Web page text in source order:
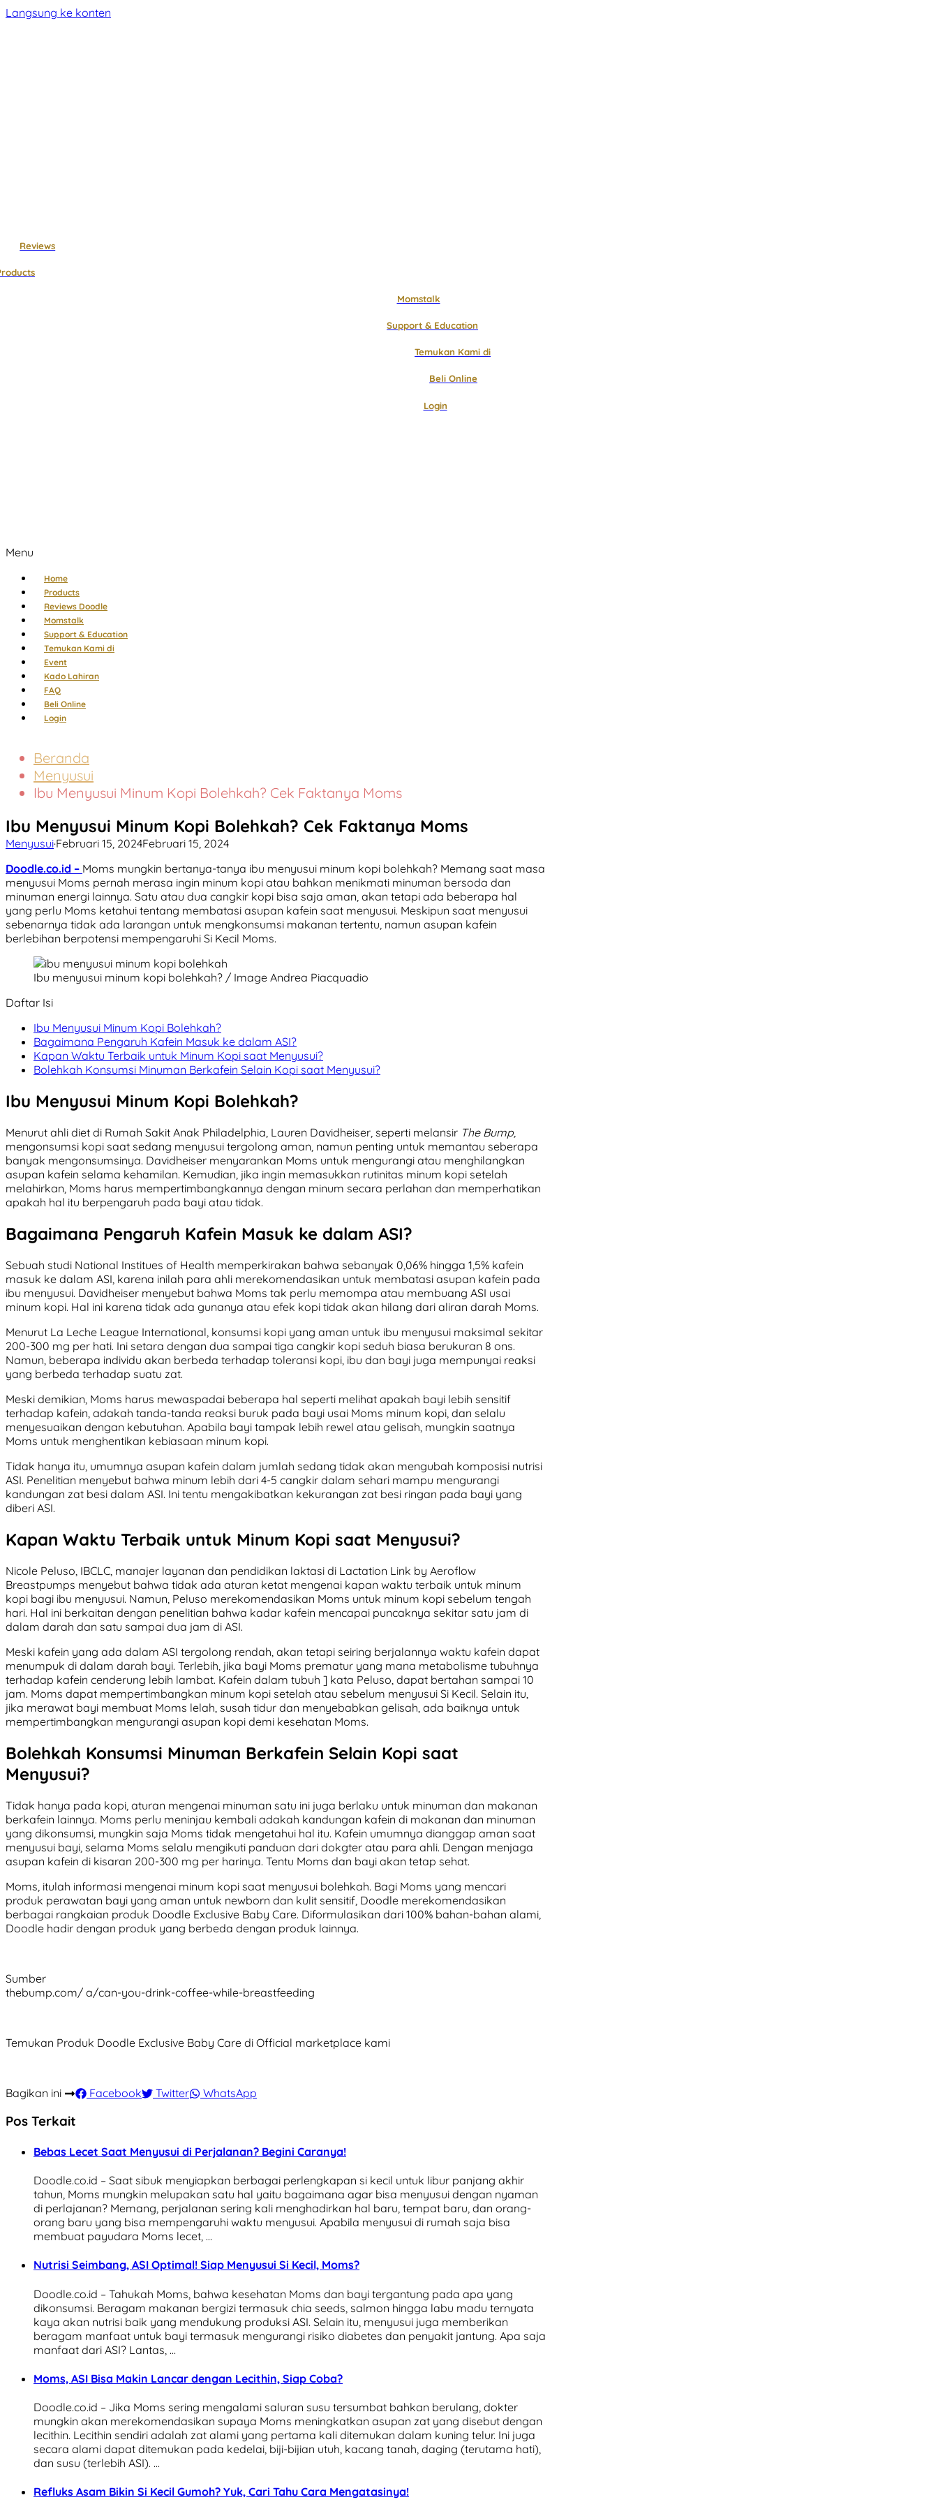
Langsung ke konten
Reviews
Momstalk
Support & Education
Temukan Kami di
Beli Online
Login
Menu
Home
Products
Reviews Doodle
Momstalk
Support & Education
Temukan Kami di
Event
Kado Lahiran
FAQ
Beli Online
Login
Beranda
Menyusui
Ibu Menyusui Minum Kopi Bolehkah? Cek Faktanya Moms
Ibu Menyusui Minum Kopi Bolehkah? Cek Faktanya Moms
Menyusui·Februari 15, 2024Februari 15, 2024
Doodle.co.id – Moms mungkin bertanya-tanya ibu menyusui minum kopi bolehkah? Memang saat masa
menyusui Moms pernah merasa ingin minum kopi atau bahkan menikmati minuman bersoda dan
minuman energi lainnya. Satu atau dua cangkir kopi bisa saja aman, akan tetapi ada beberapa hal
yang perlu Moms ketahui tentang membatasi asupan kafein saat menyusui. Meskipun saat menyusui
sebenarnya tidak ada larangan untuk mengkonsumsi makanan tertentu, namun asupan kafein
berlebihan berpotensi mempengaruhi Si Kecil Moms.
Ibu menyusui minum kopi bolehkah? / Image Andrea Piacquadio
Daftar Isi
Ibu Menyusui Minum Kopi Bolehkah?
Bagaimana Pengaruh Kafein Masuk ke dalam ASI?
Kapan Waktu Terbaik untuk Minum Kopi saat Menyusui?
Bolehkah Konsumsi Minuman Berkafein Selain Kopi saat Menyusui?
Ibu Menyusui Minum Kopi Bolehkah?
Menurut ahli diet di Rumah Sakit Anak Philadelphia, Lauren Davidheiser, seperti melansir The Bump,
mengonsumsi kopi saat sedang menyusui tergolong aman, namun penting untuk memantau seberapa
banyak mengonsumsinya. Davidheiser menyarankan Moms untuk mengurangi atau menghilangkan
asupan kafein selama kehamilan. Kemudian, jika ingin memasukkan rutinitas minum kopi setelah
melahirkan, Moms harus mempertimbangkannya dengan minum secara perlahan dan memperhatikan
apakah hal itu berpengaruh pada bayi atau tidak.
Bagaimana Pengaruh Kafein Masuk ke dalam ASI?
Sebuah studi National Institues of Health memperkirakan bahwa sebanyak 0,06% hingga 1,5% kafein
masuk ke dalam ASI, karena inilah para ahli merekomendasikan untuk membatasi asupan kafein pada
ibu menyusui. Davidheiser menyebut bahwa Moms tak perlu memompa atau membuang ASI usai
minum kopi. Hal ini karena tidak ada gunanya atau efek kopi tidak akan hilang dari aliran darah Moms.
Menurut La Leche League International, konsumsi kopi yang aman untuk ibu menyusui maksimal sekitar
200-300 mg per hati. Ini setara dengan dua sampai tiga cangkir kopi seduh biasa berukuran 8 ons.
Namun, beberapa individu akan berbeda terhadap toleransi kopi, ibu dan bayi juga mempunyai reaksi
yang berbeda terhadap suatu zat.
Meski demikian, Moms harus mewaspadai beberapa hal seperti melihat apakah bayi lebih sensitif
terhadap kafein, adakah tanda-tanda reaksi buruk pada bayi usai Moms minum kopi, dan selalu
menyesuaikan dengan kebutuhan. Apabila bayi tampak lebih rewel atau gelisah, mungkin saatnya
Moms untuk menghentikan kebiasaan minum kopi.
Tidak hanya itu, umumnya asupan kafein dalam jumlah sedang tidak akan mengubah komposisi nutrisi
ASI. Penelitian menyebut bahwa minum lebih dari 4-5 cangkir dalam sehari mampu mengurangi
kandungan zat besi dalam ASI. Ini tentu mengakibatkan kekurangan zat besi ringan pada bayi yang
diberi ASI.
Kapan Waktu Terbaik untuk Minum Kopi saat Menyusui?
Nicole Peluso, IBCLC, manajer layanan dan pendidikan laktasi di Lactation Link by Aeroflow
Breastpumps menyebut bahwa tidak ada aturan ketat mengenai kapan waktu terbaik untuk minum
kopi bagi ibu menyusui. Namun, Peluso merekomendasikan Moms untuk minum kopi sebelum tengah
hari. Hal ini berkaitan dengan penelitian bahwa kadar kafein mencapai puncaknya sekitar satu jam di
dalam darah dan satu sampai dua jam di ASI.
Meski kafein yang ada dalam ASI tergolong rendah, akan tetapi seiring berjalannya waktu kafein dapat
menumpuk di dalam darah bayi. Terlebih, jika bayi Moms prematur yang mana metabolisme tubuhnya
terhadap kafein cenderung lebih lambat. Kafein dalam tubuh ] kata Peluso, dapat bertahan sampai 10
jam. Moms dapat mempertimbangkan minum kopi setelah atau sebelum menyusui Si Kecil. Selain itu,
jika merawat bayi membuat Moms lelah, susah tidur dan menyebabkan gelisah, ada baiknya untuk
mempertimbangkan mengurangi asupan kopi demi kesehatan Moms.
Bolehkah Konsumsi Minuman Berkafein Selain Kopi saat
Menyusui?
Tidak hanya pada kopi, aturan mengenai minuman satu ini juga berlaku untuk minuman dan makanan
berkafein lainnya. Moms perlu meninjau kembali adakah kandungan kafein di makanan dan minuman
yang dikonsumsi, mungkin saja Moms tidak mengetahui hal itu. Kafein umumnya dianggap aman saat
menyusui bayi, selama Moms selalu mengikuti panduan dari dokgter atau para ahli. Dengan menjaga
asupan kafein di kisaran 200-300 mg per harinya. Tentu Moms dan bayi akan tetap sehat.
Moms, itulah informasi mengenai minum kopi saat menyusui bolehkah. Bagi Moms yang mencari
produk perawatan bayi yang aman untuk newborn dan kulit sensitif, Doodle merekomendasikan
berbagai rangkaian produk Doodle Exclusive Baby Care. Diformulasikan dari 100% bahan-bahan alami,
Doodle hadir dengan produk yang berbeda dengan produk lainnya.
Sumber
thebump.com/ a/can-you-drink-coffee-while-breastfeeding
Temukan Produk Doodle Exclusive Baby Care di Official marketplace kami
Bagikan ini Facebook Twitter WhatsApp
Pos Terkait
Bebas Lecet Saat Menyusui di Perjalanan? Begini Caranya!
Doodle.co.id – Saat sibuk menyiapkan berbagai perlengkapan si kecil untuk libur panjang akhir
tahun, Moms mungkin melupakan satu hal yaitu bagaimana agar bisa menyusui dengan nyaman
di perlajanan? Memang, perjalanan sering kali menghadirkan hal baru, tempat baru, dan orang-
orang baru yang bisa mempengaruhi waktu menyusui. Apabila menyusui di rumah saja bisa
membuat payudara Moms lecet, …
Nutrisi Seimbang, ASI Optimal! Siap Menyusui Si Kecil, Moms?
Doodle.co.id – Tahukah Moms, bahwa kesehatan Moms dan bayi tergantung pada apa yang
dikonsumsi. Beragam makanan bergizi termasuk chia seeds, salmon hingga labu madu ternyata
kaya akan nutrisi baik yang mendukung produksi ASI. Selain itu, menyusui juga memberikan
beragam manfaat untuk bayi termasuk mengurangi risiko diabetes dan penyakit jantung. Apa saja
manfaat dari ASI? Lantas, …
Moms, ASI Bisa Makin Lancar dengan Lecithin, Siap Coba?
Doodle.co.id – Jika Moms sering mengalami saluran susu tersumbat bahkan berulang, dokter
mungkin akan merekomendasikan supaya Moms meningkatkan asupan zat yang disebut dengan
lecithin. Lecithin sendiri adalah zat alami yang pertama kali ditemukan dalam kuning telur. Ini juga
secara alami dapat ditemukan pada kedelai, biji-bijian utuh, kacang tanah, daging (terutama hati),
dan susu (terlebih ASI). …
Refluks Asam Bikin Si Kecil Gumoh? Yuk, Cari Tahu Cara Mengatasinya!